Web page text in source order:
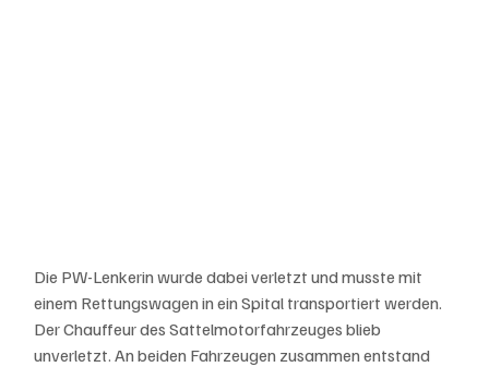
Die PW-Lenkerin wurde dabei verletzt und musste mit
einem Rettungswagen in ein Spital transportiert werden.
Der Chauffeur des Sattelmotorfahrzeuges blieb
unverletzt. An beiden Fahrzeugen zusammen entstand